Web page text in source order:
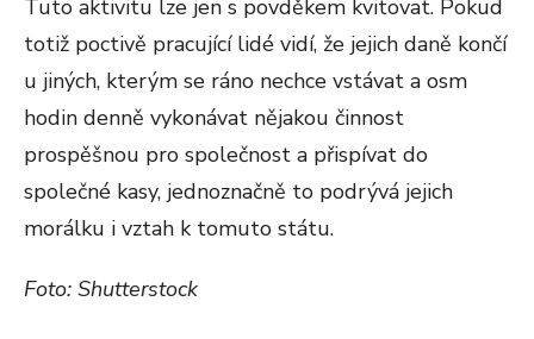
Tuto aktivitu lze jen s povděkem kvitovat. Pokud
totiž poctivě pracující lidé vidí, že jejich daně končí
u jiných, kterým se ráno nechce vstávat a osm
hodin denně vykonávat nějakou činnost
prospěšnou pro společnost a přispívat do
společné kasy, jednoznačně to podrývá jejich
morálku i vztah k tomuto státu.
Foto: Shutterstock